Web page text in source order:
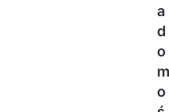
a
d
o
m
o